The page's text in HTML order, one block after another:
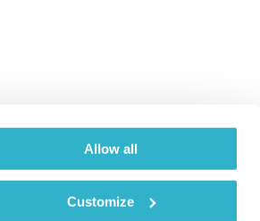
Allow all
Customize